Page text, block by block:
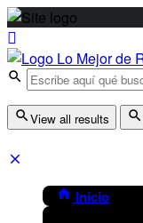
View all results
Inicio